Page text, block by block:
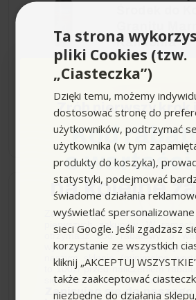
Granitu
Kamienia
24,99 zł
+
Wysyłka do 24h
RM 615
piana
Ta strona
pliki Cookies (tzw.
„Ciasteczka”)
Dzięki temu, możemy
dostosować stronę do
użytkowników, podtrzymać
użytkownika (w tym
produkty do koszyka),
statystyki, podejmować
świadome działania
wyświetlać
sieci Google. Jeśli zgadzasz
korzystanie ze wszystkich
kliknij „AKCEPTUJ
także zaakceptować
niezbędne do działania
Zrób pierwszy krok i
Kod
o wartości
na kolejne
Zapisz się do newslettera, załóż
pierwszych zakupów. W ramach
otrzymasz kod rabatowy o
wykorzystania przy kolejnym
naszym sklepie (minimalna
to 100zł przed naliczeniem
się z innymi kodami rabatowymi.
Zapisując się do naszego